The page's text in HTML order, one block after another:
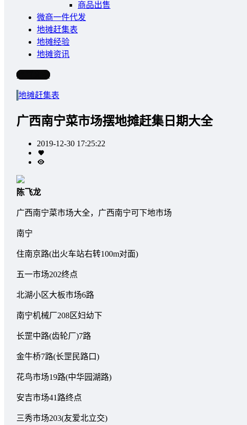
商品出售
微商一件代发
地摊赶集表
地摊经验
地摊资讯
写文章
地摊赶集表
广西南宁菜市场摆地摊赶集日期大全
2019-12-30 17:25:22
陈飞龙
广西南宁菜市场大全，广西南宁可下地市场
南宁
住南京路(出火车站右转100m对面)
五一市场202终点
北湖小区大板市场6路
南宁机械厂208区妇幼下
长罡中路(齿轮厂)7路
金牛桥7路(长罡民路口)
花鸟市场19路(中华园湖路)
安吉市场41路终点
三秀市场203(友爱北立交)